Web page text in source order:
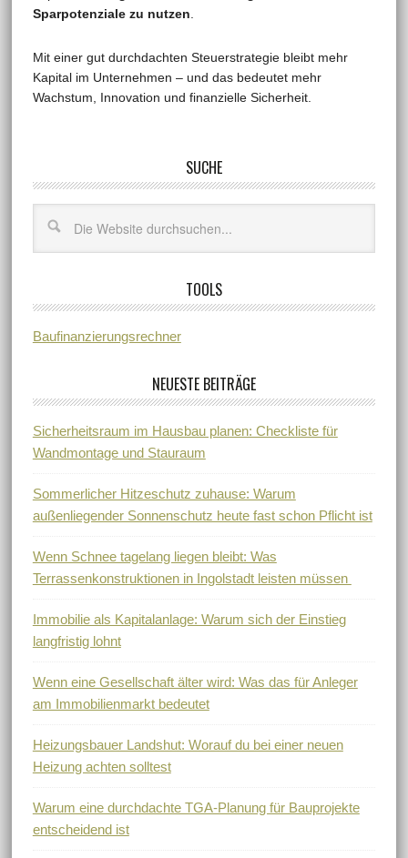
Sparpotenziale zu nutzen
Mit einer gut durchdachten Steuerstrategie bleibt mehr
Kapital im Unternehmen – und das bedeutet mehr
Wachstum, Innovation und finanzielle Sicherheit.
SUCHE
TOOLS
Baufinanzierungsrechner
NEUESTE BEITRÄGE
Sicherheitsraum im Hausbau planen: Checkliste für
Wandmontage und Stauraum
Sommerlicher Hitzeschutz zuhause: Warum
außenliegender Sonnenschutz heute fast schon Pflicht ist
Wenn Schnee tagelang liegen bleibt: Was
Terrassenkonstruktionen in Ingolstadt leisten müssen
Immobilie als Kapitalanlage: Warum sich der Einstieg
langfristig lohnt
Wenn eine Gesellschaft älter wird: Was das für Anleger
am Immobilienmarkt bedeutet
Heizungsbauer Landshut: Worauf du bei einer neuen
Heizung achten solltest
Warum eine durchdachte TGA-Planung für Bauprojekte
entscheidend ist